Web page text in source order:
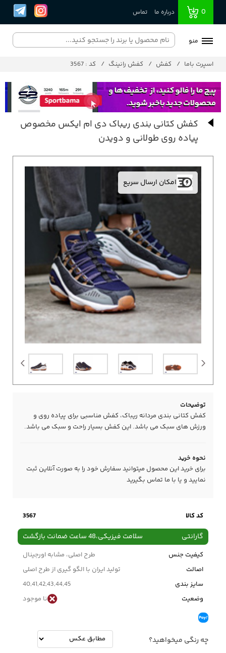
0 درباره ما تماس
منو
اسپرت باما کفش کفش رانینگ کد : 3567
کفش کتانی بندی ریباک دی ام ایکس مخصوص
پیاده روی طولانی و دویدن
امکان ارسال سریع
توضیحات
کفش کتانی بندی مردانه ریباک، کفش مناسبی برای پیاده روی و
ورزش های سبک می باشد. این کفش بسیار راحت و سبک می باشد.
نحوه خرید
برای خرید این محصول میتوانید سفارش خود را به صورت آنلاین ثبت
نمایید و یا با ما تماس بگیرید
کد کالا 3567
گارانتی سلامت فیزیکی،48 ساعت ضمانت بازگشت
کیفیت جنس
طرح اصلی، مشابه اورجینال
اصالت
تولید ایران با الگو گیری از طرح اصلی
سایز بندی
40,41,42,43,44,45
وضعیت
نا موجود
چه رنگی میخواهید؟